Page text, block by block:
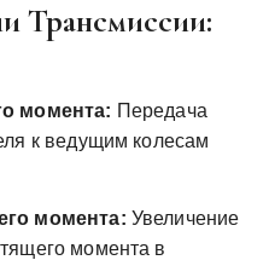
Трансмиссии:
момента: Передача
к ведущим колесам
момента: Увеличение
момента в